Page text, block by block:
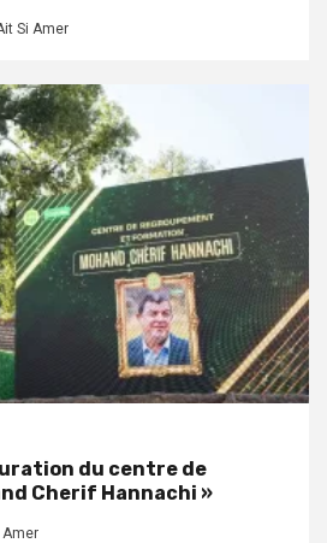
Si Amer
du centre de
Cherif Hannachi »
Amer